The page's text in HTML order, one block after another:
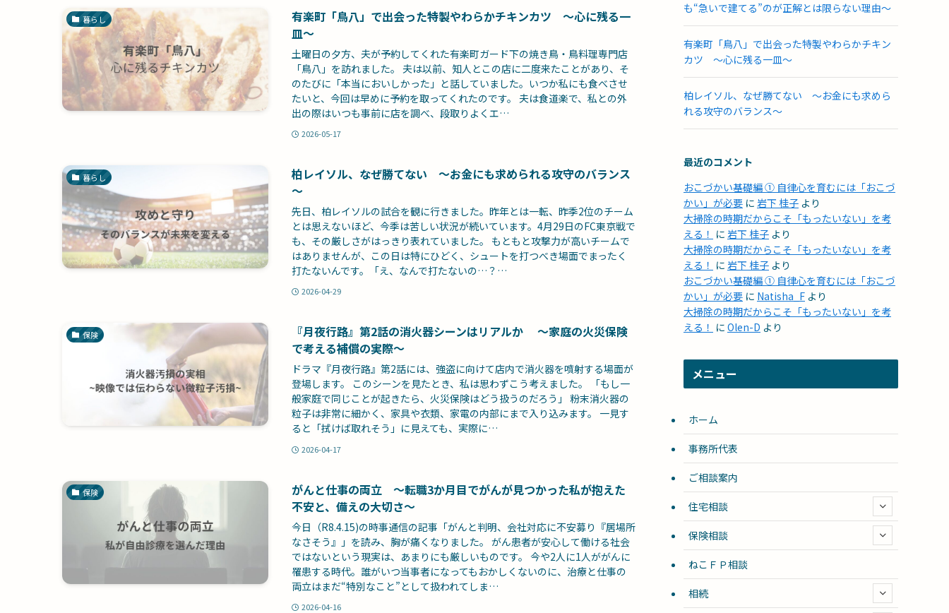
暮らし
有楽町「鳥八」で出会った特製やわらかチキンカツ ～心に残る一
皿～
土曜日の夕方、夫が予約してくれた有楽町ガード下の焼き鳥・鳥料理専門店
「鳥八」を訪れました。 夫は以前、知人とこの店に二度来たことがあり、そ
のたびに「本当においしかった」と話していました。いつか私にも食べさせ
たいと、今回は早めに予約を取ってくれたのです。 夫は食道楽で、私との外
出の際はいつも事前に店を調べ、段取りよくエ…
2026-05-17
暮らし
柏レイソル、なぜ勝てない ～お金にも求められる攻守のバランス
～
先日、柏レイソルの試合を観に行きました。昨年とは一転、昨季2位のチーム
とは思えないほど、今季は苦しい状況が続いています。4月29日のFC東京戦で
も、その厳しさがはっきり表れていました。 もともと攻撃力が高いチームで
はありませんが、この日は特にひどく、シュートを打つべき場面でまったく
打たないんです。「え、なんで打たないの…？…
2026-04-29
保険
『月夜行路』第2話の消火器シーンはリアルか ～家庭の火災保険
で考える補償の実際～
ドラマ『月夜行路』第2話には、強盗に向けて店内で消火器を噴射する場面が
登場します。 このシーンを見たとき、私は思わずこう考えました。 「もし一
般家庭で同じことが起きたら、火災保険はどう扱うのだろう」 粉末消火器の
粒子は非常に細かく、家具や衣類、家電の内部にまで入り込みます。 一見す
ると「拭けば取れそう」に見えても、実際に…
2026-04-17
保険
がんと仕事の両立 ～転職3か月目でがんが見つかった私が抱えた
不安と、備えの大切さ～
今日（R8.4.15)の時事通信の記事「がんと判明、会社対応に不安募り『居場所
なさそう』」を読み、胸が痛くなりました。 がん患者が安心して働ける社会
ではないという現実は、あまりにも厳しいものです。 今や2人に1人ががんに
罹患する時代。誰がいつ当事者になってもおかしくないのに、治療と仕事の
両立はまだ“特別なこと”として扱われてしま…
2026-04-16
も“急いで建てる”のが正解とは限らない理由～
有楽町「鳥八」で出会った特製やわらかチキン
カツ ～心に残る一皿～
柏レイソル、なぜ勝てない ～お金にも求めら
れる攻守のバランス～
最近のコメント
おこづかい基礎編 ① 自律心を育むには「おこづ
かい」が必要 に 岩下 桂子 より
大掃除の時期だからこそ「もったいない」を考
える！ に 岩下 桂子 より
大掃除の時期だからこそ「もったいない」を考
える！ に 岩下 桂子 より
おこづかい基礎編 ① 自律心を育むには「おこづ
かい」が必要 に Natisha_F より
大掃除の時期だからこそ「もったいない」を考
える！ に Olen-D より
メニュー
ホーム
事務所代表
ご相談案内
住宅相談
保険相談
ねこＦＰ相談
相続